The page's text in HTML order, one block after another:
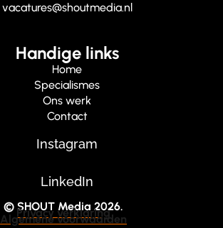
vacatures@shoutmedia.nl
Handige links
Home
Specialismes
Ons werk
Contact
Instagram
LinkedIn
© SHOUT Media 2026.
Privacy verklaring
Algemene voorwaarden